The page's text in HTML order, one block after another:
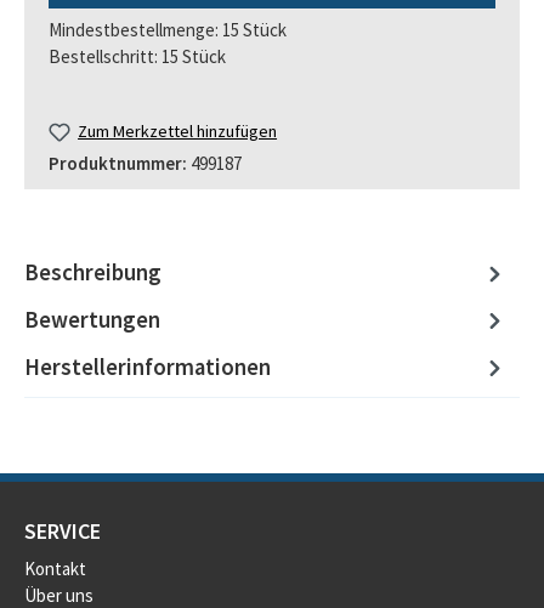
Mindestbestellmenge: 15 Stück
Bestellschritt: 15 Stück
Zum Merkzettel hinzufügen
Produktnummer: 499187
Beschreibung
Bewertungen
Herstellerinformationen
SERVICE
Kontakt
Über uns